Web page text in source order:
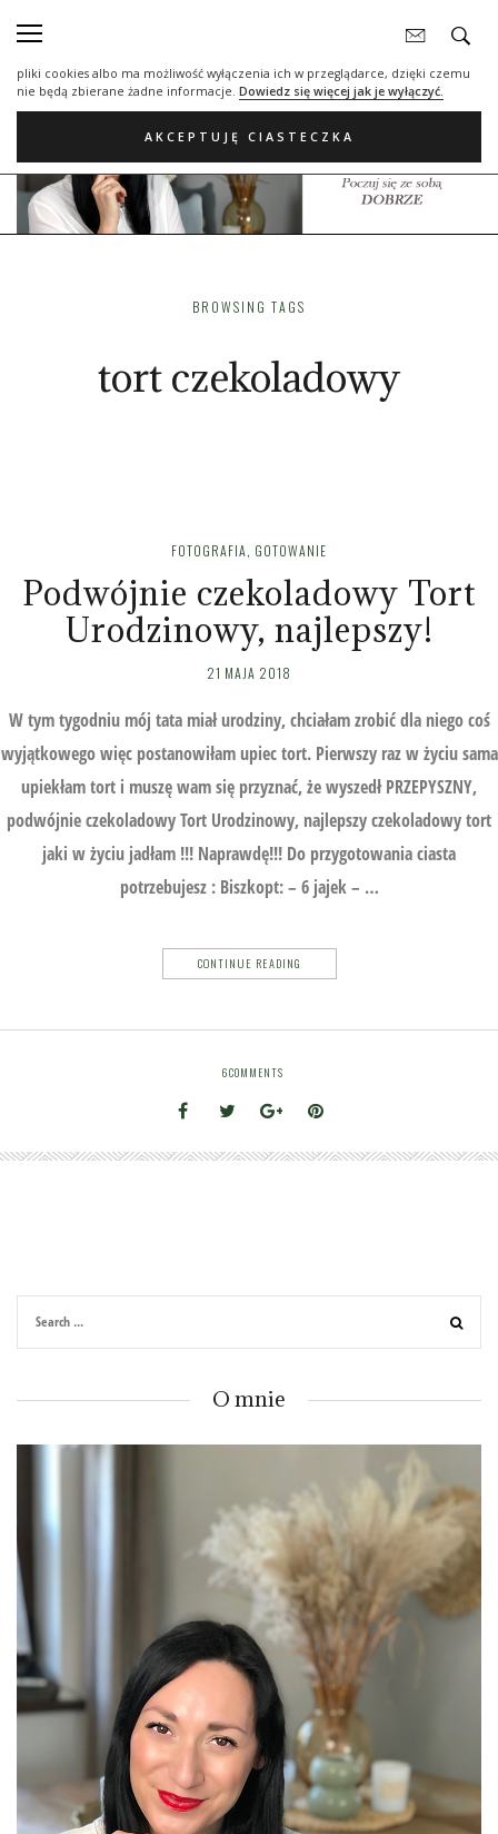
statystycznych, reklamowych oraz funkcjonalnych. Dzięki nim możemy
pliki cookies albo ma możliwość wyłączenia ich w przeglądarce, dzięki czemu
nie będą zbierane żadne informacje. Dowiedz się więcej jak je wyłączyć.
AKCEPTUJĘ CIASTECZKA
BROWSING TAGS
tort czekoladowy
FOTOGRAFIA, GOTOWANIE
Podwójnie czekoladowy Tort
Urodzinowy, najlepszy!
21 MAJA 2018
W tym tygodniu mój tata miał urodziny, chciałam zrobić dla niego coś
wyjątkowego więc postanowiłam upiec tort. Pierwszy raz w życiu sama
upiekłam tort i muszę wam się przyznać, że wyszedł PRZEPYSZNY,
podwójnie czekoladowy Tort Urodzinowy, najlepszy czekoladowy tort
jaki w życiu jadłam !!! Naprawdę!!! Do przygotowania ciasta
potrzebujesz : Biszkopt: – 6 jajek – …
CONTINUE READING
6COMMENTS
O mnie